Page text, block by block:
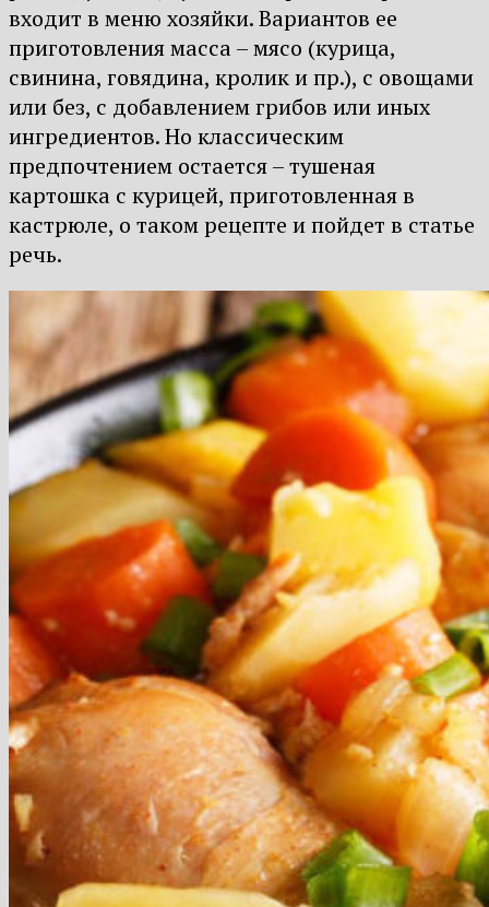
входит в меню хозяйки. Вариантов ее
приготовления масса – мясо (курица,
свинина, говядина, кролик и пр.), с овощами
или без, с добавлением грибов или иных
ингредиентов. Но классическим
предпочтением остается – тушеная
картошка с курицей, приготовленная в
кастрюле, о таком рецепте и пойдет в статье
речь.